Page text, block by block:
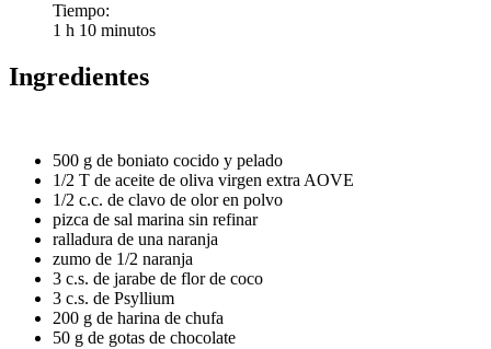
Tiempo:
1 h 10 minutos
Ingredientes
500 g de boniato cocido y pelado
1/2 T de aceite de oliva virgen extra AOVE
1/2 c.c. de clavo de olor en polvo
pizca de sal marina sin refinar
ralladura de una naranja
zumo de 1/2 naranja
3 c.s. de jarabe de flor de coco
3 c.s. de Psyllium
200 g de harina de chufa
50 g de gotas de chocolate